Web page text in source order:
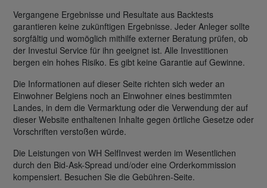
Vergangene Ergebnisse und Resultate aus Backtests
garantieren keine zukünftigen Ergebnisse. Jeder Anleger sollte
sorgfältig und womöglich mithilfe externer Beratung prüfen, ob
der Investui Service für ihn geeignet ist. Alle Investitionen
bergen ein hohes Risiko. Es gibt keine Garantie auf Gewinne.
Die Informationen auf dieser Seite richten sich weder an
Einwohner Belgiens noch an Einwohner eines bestimmten
Landes, in dem die Vermarktung oder die Verwendung der auf
dieser Website enthaltenen Inhalte gegen örtliche Gesetze oder
Vorschriften verstoßen würde.
Die Leistungen von WH SelfInvest werden im Wesentlichen
durch den Bid-Ask-Spread und/oder eine Orderkommission
kompensiert. Besuchen Sie die Gebühren-Seite.